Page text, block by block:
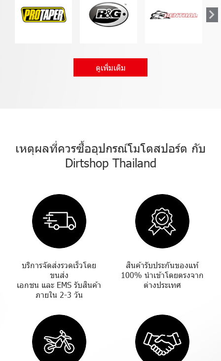
ดูเพิ่มเติม
เหตุผลที่ควรซื้ออุปกรณ์โมโตสปอร์ต กับ
Dirtshop Thailand
บริการจัดส่งรวดเร็วโดย
ขนส่ง
เอกชน และ EMS รับสินค้า
ภายใน 2-3 วัน
สินค้ารับประกันของแท้
100% นำเข้าโดยตรงจาก
ต่างประเทศ